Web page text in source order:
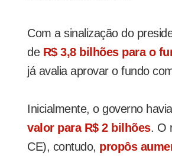
Com a sinalização do
de R$ 3,8 bilhões para o
já avalia aprovar o fundo
Inicialmente, o governo
valor para R$ 2 bilhões. O
CE), contudo, propôs